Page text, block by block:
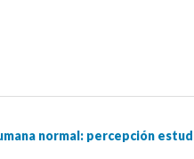
normal: percepción